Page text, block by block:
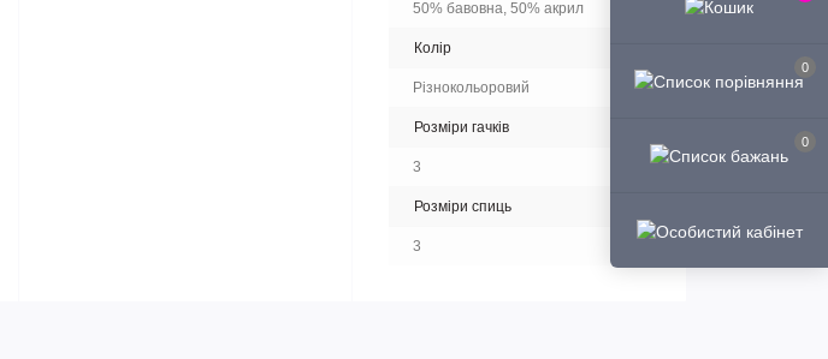
0
0
50% бавовна, 50% акрил
Колір
Різнокольоровий
Розміри гачків
3
Розміри спиць
3